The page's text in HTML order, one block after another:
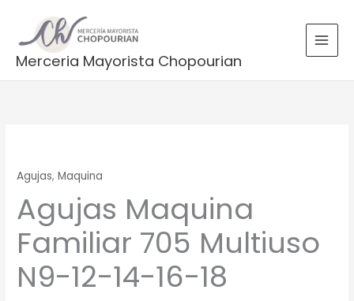
contenido
Merceria Mayorista Chopourian
s
rAgujas,Maquina
Agujas Maquina
Familiar 705 Multiuso
N9-12-14-16-18
Familiar
705
Multiuso
N9-
12-
14-